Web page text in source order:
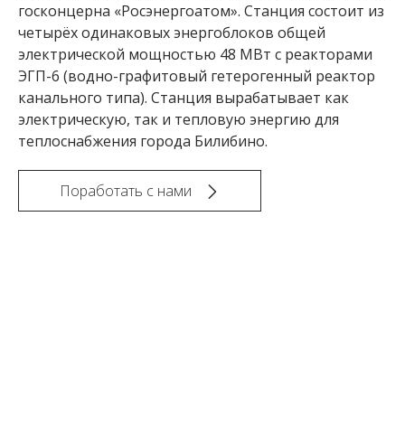
госконцерна «Росэнергоатом». Станция состоит из
четырёх одинаковых энергоблоков общей
электрической мощностью 48 МВт с реакторами
ЭГП-6 (водно-графитовый гетерогенный реактор
канального типа). Станция вырабатывает как
электрическую, так и тепловую энергию для
теплоснабжения города Билибино.
Поработать с нами